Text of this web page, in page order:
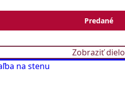
Predané
Zobraziť dielo